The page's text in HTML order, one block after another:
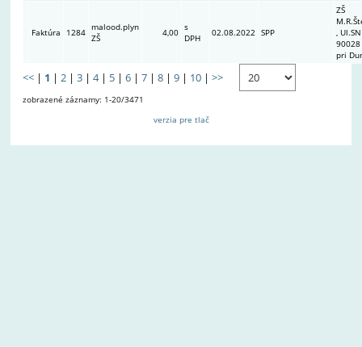
Faktúra 1284 malood.plyn
ZŠ
4,00 s
DPH
02.08.2022 SPP
ZŠ
,
pri
<< | 1 |2 |3 |4| 5 |6 |7 |8 |9 | 10 |>>
zobrazené záznamy: 1-20/3471
verzia pre tlač